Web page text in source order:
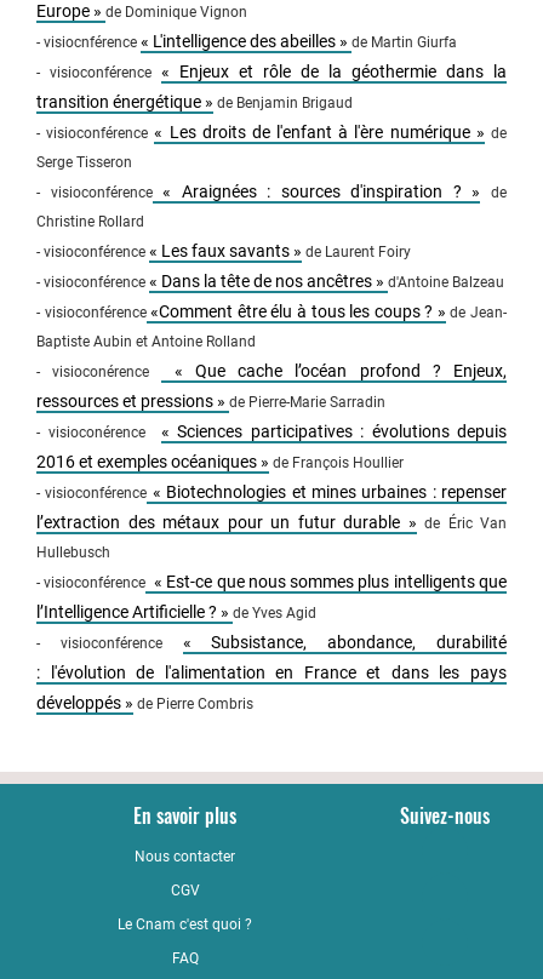
Europe » de Dominique Vignon
- visiocnférence « L'intelligence des abeilles » de Martin Giurfa
- visioconférence « Enjeux et rôle de la géothermie dans la
transition énergétique » de Benjamin Brigaud
- visioconférence« Les droits de l'enfant à l'ère numérique » de
Serge Tisseron
- visioconférence« Araignées : sources d'inspiration ? »
de
Christine Rollard
- visioconférence « Les faux savants » de Laurent Foiry
- visioconférence « Dans la tête de nos ancêtres » d'Antoine Balzeau
- visioconférence«Comment être élu à tous les coups ? » de Jean-
Baptiste Aubin et Antoine Rolland
- visioconérence
« Que cache l’océan profond ? Enjeux,
ressources et pressions » de Pierre-Marie Sarradin
- visioconérence « Sciences participatives : évolutions depuis
2016 et exemples océaniques » de François Houllier
- visioconférence « Biotechnologies et mines urbaines : repenser
l’extraction des métaux pour un futur durable » de Éric Van
Hullebusch
- visioconférence « Est-ce que nous sommes plus intelligents que
l’Intelligence Artificielle ? » de Yves Agid
- visioconférence « Subsistance, abondance, durabilité
: l'évolution de l'alimentation en France et dans les pays
développés » de Pierre Combris
En savoir plus
Nous contacter
CGV
Le Cnam c'est quoi ?
FAQ
Suivez-nous